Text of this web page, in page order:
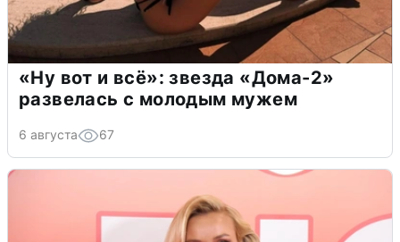
«Ну вот и всё»: звезда «Дома-2»
развелась с молодым мужем
6 августа 67